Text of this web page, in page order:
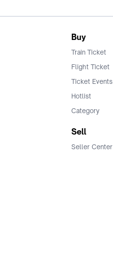
Buy
Train Ticket
Flight Ticket
Ticket Events
Hotlist
Category
Sell
Seller Center